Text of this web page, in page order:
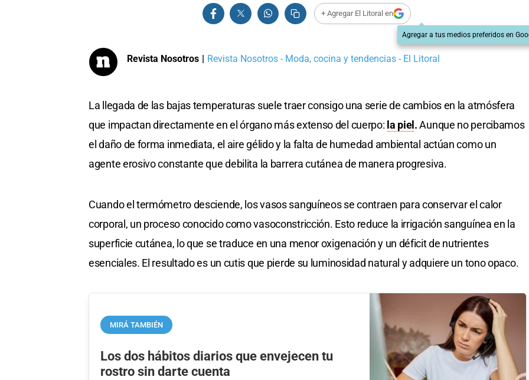
+ Agregar El Litoral en
Agregar a tus medios preferidos en
Revista Nosotros | Revista Nosotros - Moda, cocina y tendencias - El Litoral
La llegada de las bajas temperaturas suele traer consigo una serie de cambios en la atmósfera
que impactan directamente en el órgano más extenso del cuerpo: la piel .Aunque no percibamos
el daño de forma inmediata, el aire gélido y la falta de humedad ambiental actúan como un
agente erosivo constante que debilita la barrera cutánea de manera progresiva.
Cuando el termómetro desciende, los vasos sanguíneos se contraen para conservar el calor
corporal, un proceso conocido como vasoconstricción. Esto reduce la irrigación sanguínea en la
superficie cutánea, lo que se traduce en una menor oxigenación y un déficit de nutrientes
esenciales. El resultado es un cutis que pierde su luminosidad natural y adquiere un tono opaco.
MIRÁ TAMBIÉN
Los dos hábitos diarios que envejecen tu
rostro sin darte cuenta